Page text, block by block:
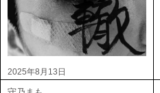
2025年8月13日